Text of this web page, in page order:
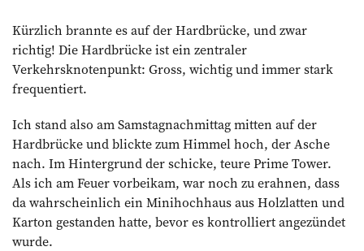
Kürzlich brannte es auf der Hardbrücke, und zwar
richtig! Die Hardbrücke ist ein zentraler
Verkehrsknotenpunkt: Gross, wichtig und immer stark
frequentiert.
Ich stand also am Samstagnachmittag mitten auf der
Hardbrücke und blickte zum Himmel hoch, der Asche
nach. Im Hintergrund der schicke, teure Prime Tower.
Als ich am Feuer vorbeikam, war noch zu erahnen, dass
da wahrscheinlich ein Minihochhaus aus Holzlatten und
Karton gestanden hatte, bevor es kontrolliert angezündet
wurde.